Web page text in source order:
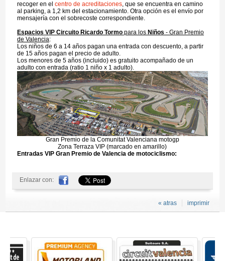
recoger en el centro de acreditaciones, que se encuentra en camino
al parking, a 1,2 km del estacionamiento. Otra opción es el envío por
mensajería con el sobrecoste correspondiente.
Espacios VIP Circuito Ricardo Tormo para los Niños - Gran Premio
de Valencia:
Los niños de 6 a 14 años pagan una entrada con descuento, a partir
de 15 años pagan el precio de adulto.
Los menores de 5 años (incluido) es gratuito acompañado de un
adulto con entrada (ratio 1 niño x 1 adulto).
Gran Premio de la Comunitat Valenciana motogp
Zona Terraza VIP (marcado en amarillo)
Entradas VIP Gran Premio de Valencia de motociclismo:
Enlazar con:
imprimir
« atras